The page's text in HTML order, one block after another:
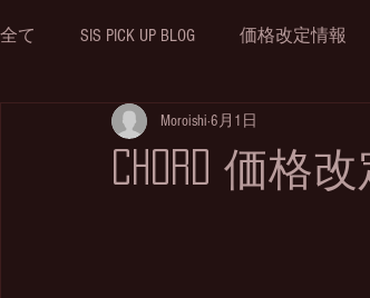
全て SIS PICK UP BLOG 価格改定情報
CHORD 価格
Moroishi 6月1日